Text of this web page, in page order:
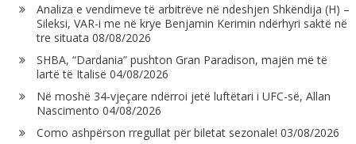
Analiza e vendimeve të arbitrëve në ndeshjen Shkëndija (H) –
Sileksi, VAR-i me në krye Benjamin Kerimin ndërhyri saktë në
tre situata 08/08/2026
SHBA, “Dardania” pushton Gran Paradison, majën më të
lartë të Italisë 04/08/2026
Në moshë 34-vjeçare ndërroi jetë luftëtari i UFC-së, Allan
Nascimento 04/08/2026
Como ashpërson rregullat për biletat sezonale! 03/08/2026